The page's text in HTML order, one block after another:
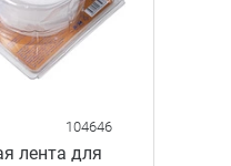
104646
лента для